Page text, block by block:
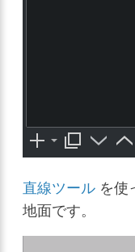
直線ツール を使
地面です。